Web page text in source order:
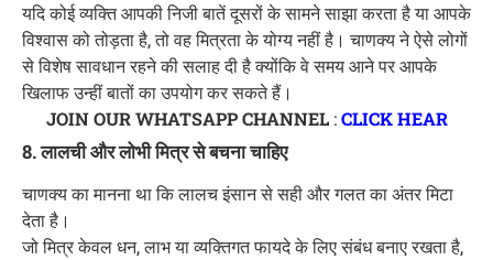
यदि कोई व्यक्ति आपकी निजी बातें दूसरों के सामने साझा करता है या आपके
विश्वास को तोड़ता है, तो वह मित्रता के योग्य नहीं है। चाणक्य ने ऐसे लोगों
से विशेष सावधान रहने की सलाह दी है क्योंकि वे समय आने पर आपके
खिलाफ उन्हीं बातों का उपयोग कर सकते हैं।
JOIN OUR WHATSAPP CHANNEL:CLICK HEAR
8. लालची और लोभी मित्र से बचना चाहिए
चाणक्य का मानना था कि लालच इंसान से सही और गलत का अंतर मिटा
देता है।
जो मित्र केवल धन, लाभ या व्यक्तिगत फायदे के लिए संबंध बनाए रखता है,